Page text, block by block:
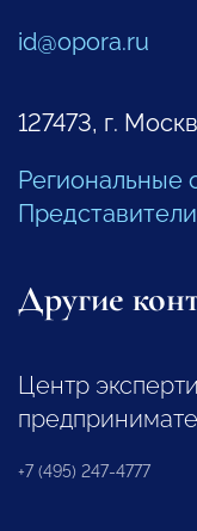
id@opora.ru
127473, г.
Региональные
Другие
Центр
+7 (495) 247-4777